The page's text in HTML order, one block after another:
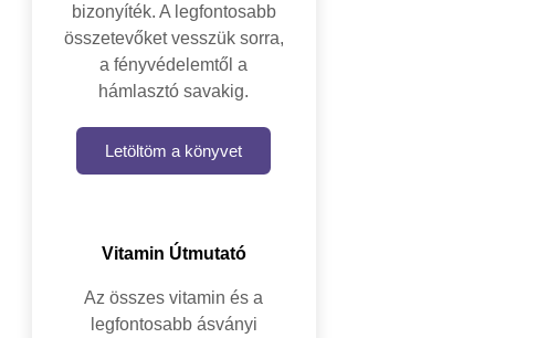
bizonyíték. A legfontosabb
összetevőket vesszük sorra,
a fényvédelemtől a
hámlasztó savakig.
Letöltöm a könyvet
Vitamin Útmutató
Az összes vitamin és a
legfontosabb ásványi